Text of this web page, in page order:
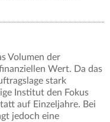
Volumen der
Wert. Da das
stark
Institut den Fokus
auf Einzeljahre. Bei
jedoch eine